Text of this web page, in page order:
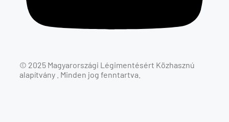
© 2025 Magyarországi Légimentésért Közhasznú
alapítvány . Minden jog fenntartva.